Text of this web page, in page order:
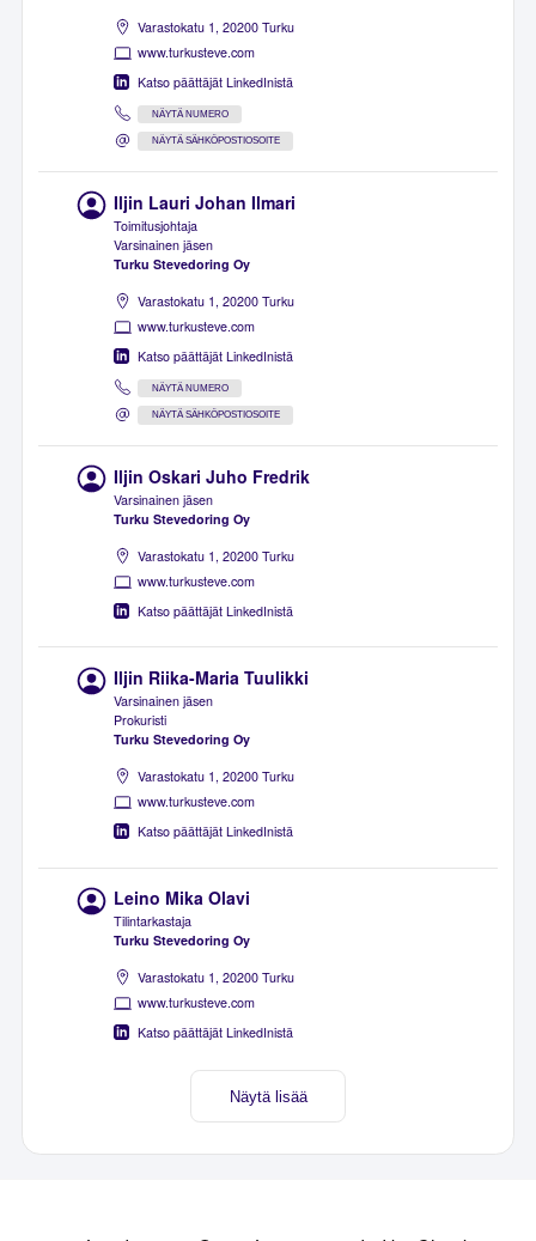
Varastokatu 1, 20200 Turku
www.turkusteve.com
Katso päättäjät LinkedInistä
NÄYTÄ NUMERO
NÄYTÄ SÄHKÖPOSTIOSOITE
Iljin Lauri Johan Ilmari
Toimitusjohtaja
Varsinainen jäsen
Turku Stevedoring Oy
Varastokatu 1, 20200 Turku
www.turkusteve.com
Katso päättäjät LinkedInistä
NÄYTÄ NUMERO
NÄYTÄ SÄHKÖPOSTIOSOITE
Iljin Oskari Juho Fredrik
Varsinainen jäsen
Turku Stevedoring Oy
Varastokatu 1, 20200 Turku
www.turkusteve.com
Katso päättäjät LinkedInistä
Iljin Riika-Maria Tuulikki
Varsinainen jäsen
Prokuristi
Turku Stevedoring Oy
Varastokatu 1, 20200 Turku
www.turkusteve.com
Katso päättäjät LinkedInistä
Leino Mika Olavi
Tilintarkastaja
Turku Stevedoring Oy
Varastokatu 1, 20200 Turku
www.turkusteve.com
Katso päättäjät LinkedInistä
Näytä lisää